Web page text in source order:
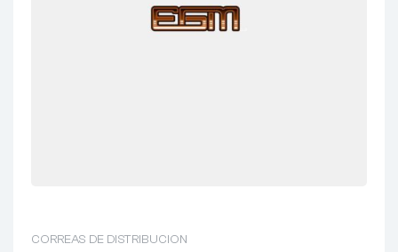
CORREAS DE DISTRIBUCION